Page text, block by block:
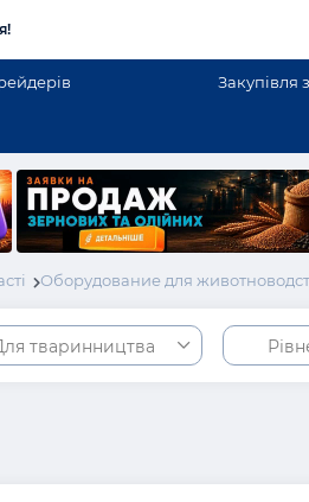
Закупівля
Оборудование для
тваринництва